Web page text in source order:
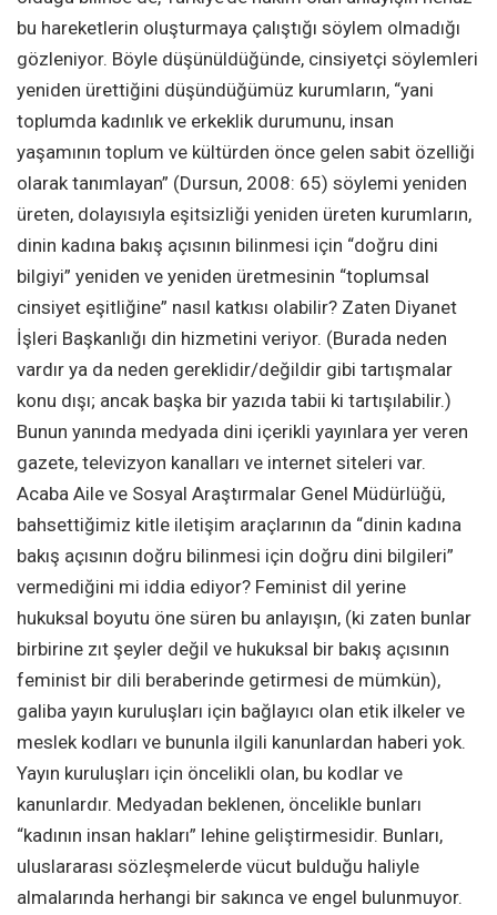
bu hareketlerin oluşturmaya çalıştığı söylem olmadığı
gözleniyor. Böyle düşünüldüğünde, cinsiyetçi söylemleri
yeniden ürettiğini düşündüğümüz kurumların, “yani
toplumda kadınlık ve erkeklik durumunu, insan
yaşamının toplum ve kültürden önce gelen sabit özelliği
olarak tanımlayan” (Dursun, 2008: 65) söylemi yeniden
üreten, dolayısıyla eşitsizliği yeniden üreten kurumların,
dinin kadına bakış açısının bilinmesi için “doğru dini
bilgiyi” yeniden ve yeniden üretmesinin “toplumsal
cinsiyet eşitliğine” nasıl katkısı olabilir? Zaten Diyanet
İşleri Başkanlığı din hizmetini veriyor. (Burada neden
vardır ya da neden gereklidir/değildir gibi tartışmalar
konu dışı; ancak başka bir yazıda tabii ki tartışılabilir.)
Bunun yanında medyada dini içerikli yayınlara yer veren
gazete, televizyon kanalları ve internet siteleri var.
Acaba Aile ve Sosyal Araştırmalar Genel Müdürlüğü,
bahsettiğimiz kitle iletişim araçlarının da “dinin kadına
bakış açısının doğru bilinmesi için doğru dini bilgileri”
vermediğini mi iddia ediyor? Feminist dil yerine
hukuksal boyutu öne süren bu anlayışın, (ki zaten bunlar
birbirine zıt şeyler değil ve hukuksal bir bakış açısının
feminist bir dili beraberinde getirmesi de mümkün),
galiba yayın kuruluşları için bağlayıcı olan etik ilkeler ve
meslek kodları ve bununla ilgili kanunlardan haberi yok.
Yayın kuruluşları için öncelikli olan, bu kodlar ve
kanunlardır. Medyadan beklenen, öncelikle bunları
“kadının insan hakları” lehine geliştirmesidir. Bunları,
uluslararası sözleşmelerde vücut bulduğu haliyle
almalarında herhangi bir sakınca ve engel bulunmuyor.